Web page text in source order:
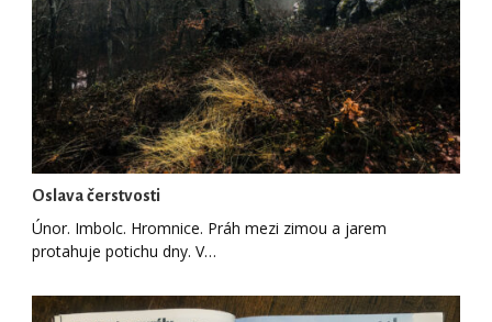
Oslava čerstvosti
Únor. Imbolc. Hromnice. Práh mezi zimou a jarem
protahuje potichu dny. V…